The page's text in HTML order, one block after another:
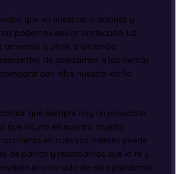
que en nuestras oraciones y
podemos enviar protección, luz
amorosa a otros a distancia.
de acercarnos a los demás
con ellos nuestro «brillo
que siempre hay un propósito
que ocurre en nuestro mundo.
en nuestras mentes puede
de pánico y recordarnos que la fe y
al otro lado de esta pandemia.